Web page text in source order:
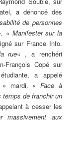
a dénoncé des
de personnes
« Manifester sur la
sur France Info.
rue« , a renchéri
François Copé sur
a appelé
» mardi. «Face à
temps de franchir un
à cesser les
massivement aux